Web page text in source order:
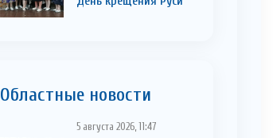
Областные новости
5 августа 2026, 11:47